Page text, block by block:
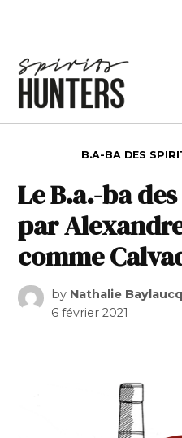
B.A-BA DES
Le B.a.-ba
par
comme
by Nathalie Baylaucq
6 février 2021